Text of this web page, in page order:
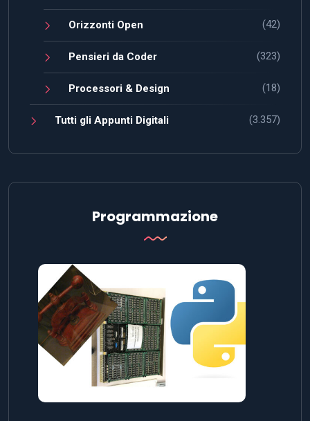
Orizzonti Open (42)
Pensieri da Coder (323)
Processori & Design (18)
Tutti gli Appunti Digitali (3.357)
Programmazione